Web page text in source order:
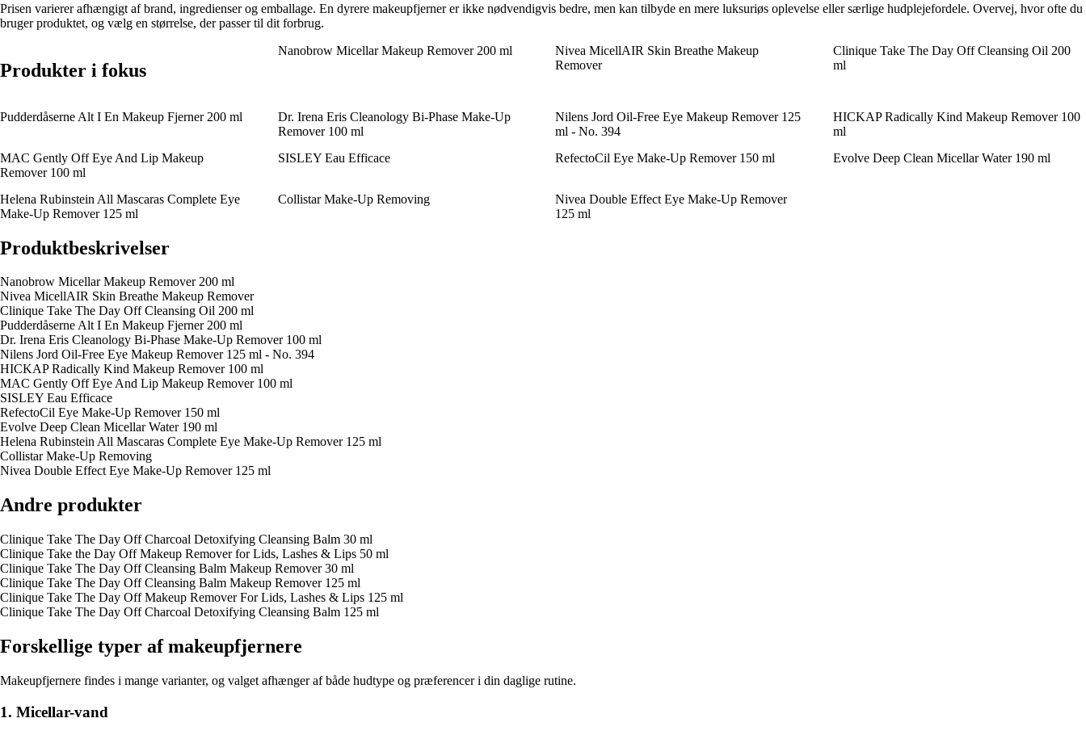
Prisen varierer afhængigt af brand, ingredienser og emballage. En dyrere makeupfjerner er ikke nødvendigvis bedre, men kan tilbyde en mere luksuriøs oplevelse eller særlige hudplejefordele. Overvej, hvor ofte du
bruger produktet, og vælg en størrelse, der passer til dit forbrug.
Produkter i fokus
Nanobrow Micellar Makeup Remover 200 ml
Nivea MicellAIR Skin Breathe Makeup
Remover
Clinique Take The Day Off Cleansing Oil 200
ml
Pudderdåserne Alt I En Makeup Fjerner 200 ml
Dr. Irena Eris Cleanology Bi-Phase Make-Up
Remover 100 ml
Nilens Jord Oil-Free Eye Makeup Remover 125
ml - No. 394
HICKAP Radically Kind Makeup Remover 100
ml
MAC Gently Off Eye And Lip Makeup
Remover 100 ml
SISLEY Eau Efficace RefectoCil Eye Make-Up Remover 150 ml Evolve Deep Clean Micellar Water 190 ml
Helena Rubinstein All Mascaras Complete Eye
Make-Up Remover 125 ml
Collistar Make-Up Removing
Nivea Double Effect Eye Make-Up Remover
125 ml
Produktbeskrivelser
Nanobrow Micellar Makeup Remover 200 ml
Nivea MicellAIR Skin Breathe Makeup Remover
Clinique Take The Day Off Cleansing Oil 200 ml
Pudderdåserne Alt I En Makeup Fjerner 200 ml
Dr. Irena Eris Cleanology Bi-Phase Make-Up Remover 100 ml
Nilens Jord Oil-Free Eye Makeup Remover 125 ml - No. 394
HICKAP Radically Kind Makeup Remover 100 ml
MAC Gently Off Eye And Lip Makeup Remover 100 ml
SISLEY Eau Efficace
RefectoCil Eye Make-Up Remover 150 ml
Evolve Deep Clean Micellar Water 190 ml
Helena Rubinstein All Mascaras Complete Eye Make-Up Remover 125 ml
Collistar Make-Up Removing
Nivea Double Effect Eye Make-Up Remover 125 ml
Andre produkter
Clinique Take The Day Off Charcoal Detoxifying Cleansing Balm 30 ml
Clinique Take the Day Off Makeup Remover for Lids, Lashes & Lips 50 ml
Clinique Take The Day Off Cleansing Balm Makeup Remover 30 ml
Clinique Take The Day Off Cleansing Balm Makeup Remover 125 ml
Clinique Take The Day Off Makeup Remover For Lids, Lashes & Lips 125 ml
Clinique Take The Day Off Charcoal Detoxifying Cleansing Balm 125 ml
Forskellige typer af makeupfjernere
Makeupfjernere findes i mange varianter, og valget afhænger af både hudtype og præferencer i din daglige rutine.
1. Micellar-vand